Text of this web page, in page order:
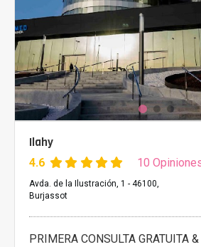
Ilahy
4.6 10
Avda. de la Ilustración, 1 - 46100,
Burjassot
PRIMERA CONSULTA GRATUITA